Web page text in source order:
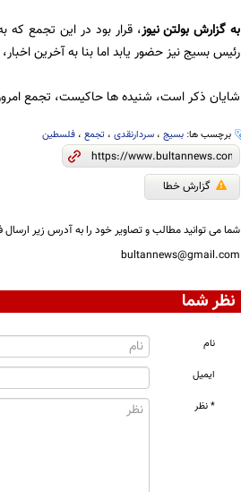
به گزارش بولتن نیوز، قرار بود در این تجمع که
رئیس بسیج نیز حضور یابد اما بنا به آخرین
شایان ذکر است، شنیده ها حاکیست، تجمع
برچسب ها: بسیج، سردارنقدی، تجمع، فلسطین
گزارش خطا
شما می توانید مطالب و تصاویر خود را به آدرس زیر ارسال
bultannews@gmail.com
نظر شما
نام
ایمیل
* نظر